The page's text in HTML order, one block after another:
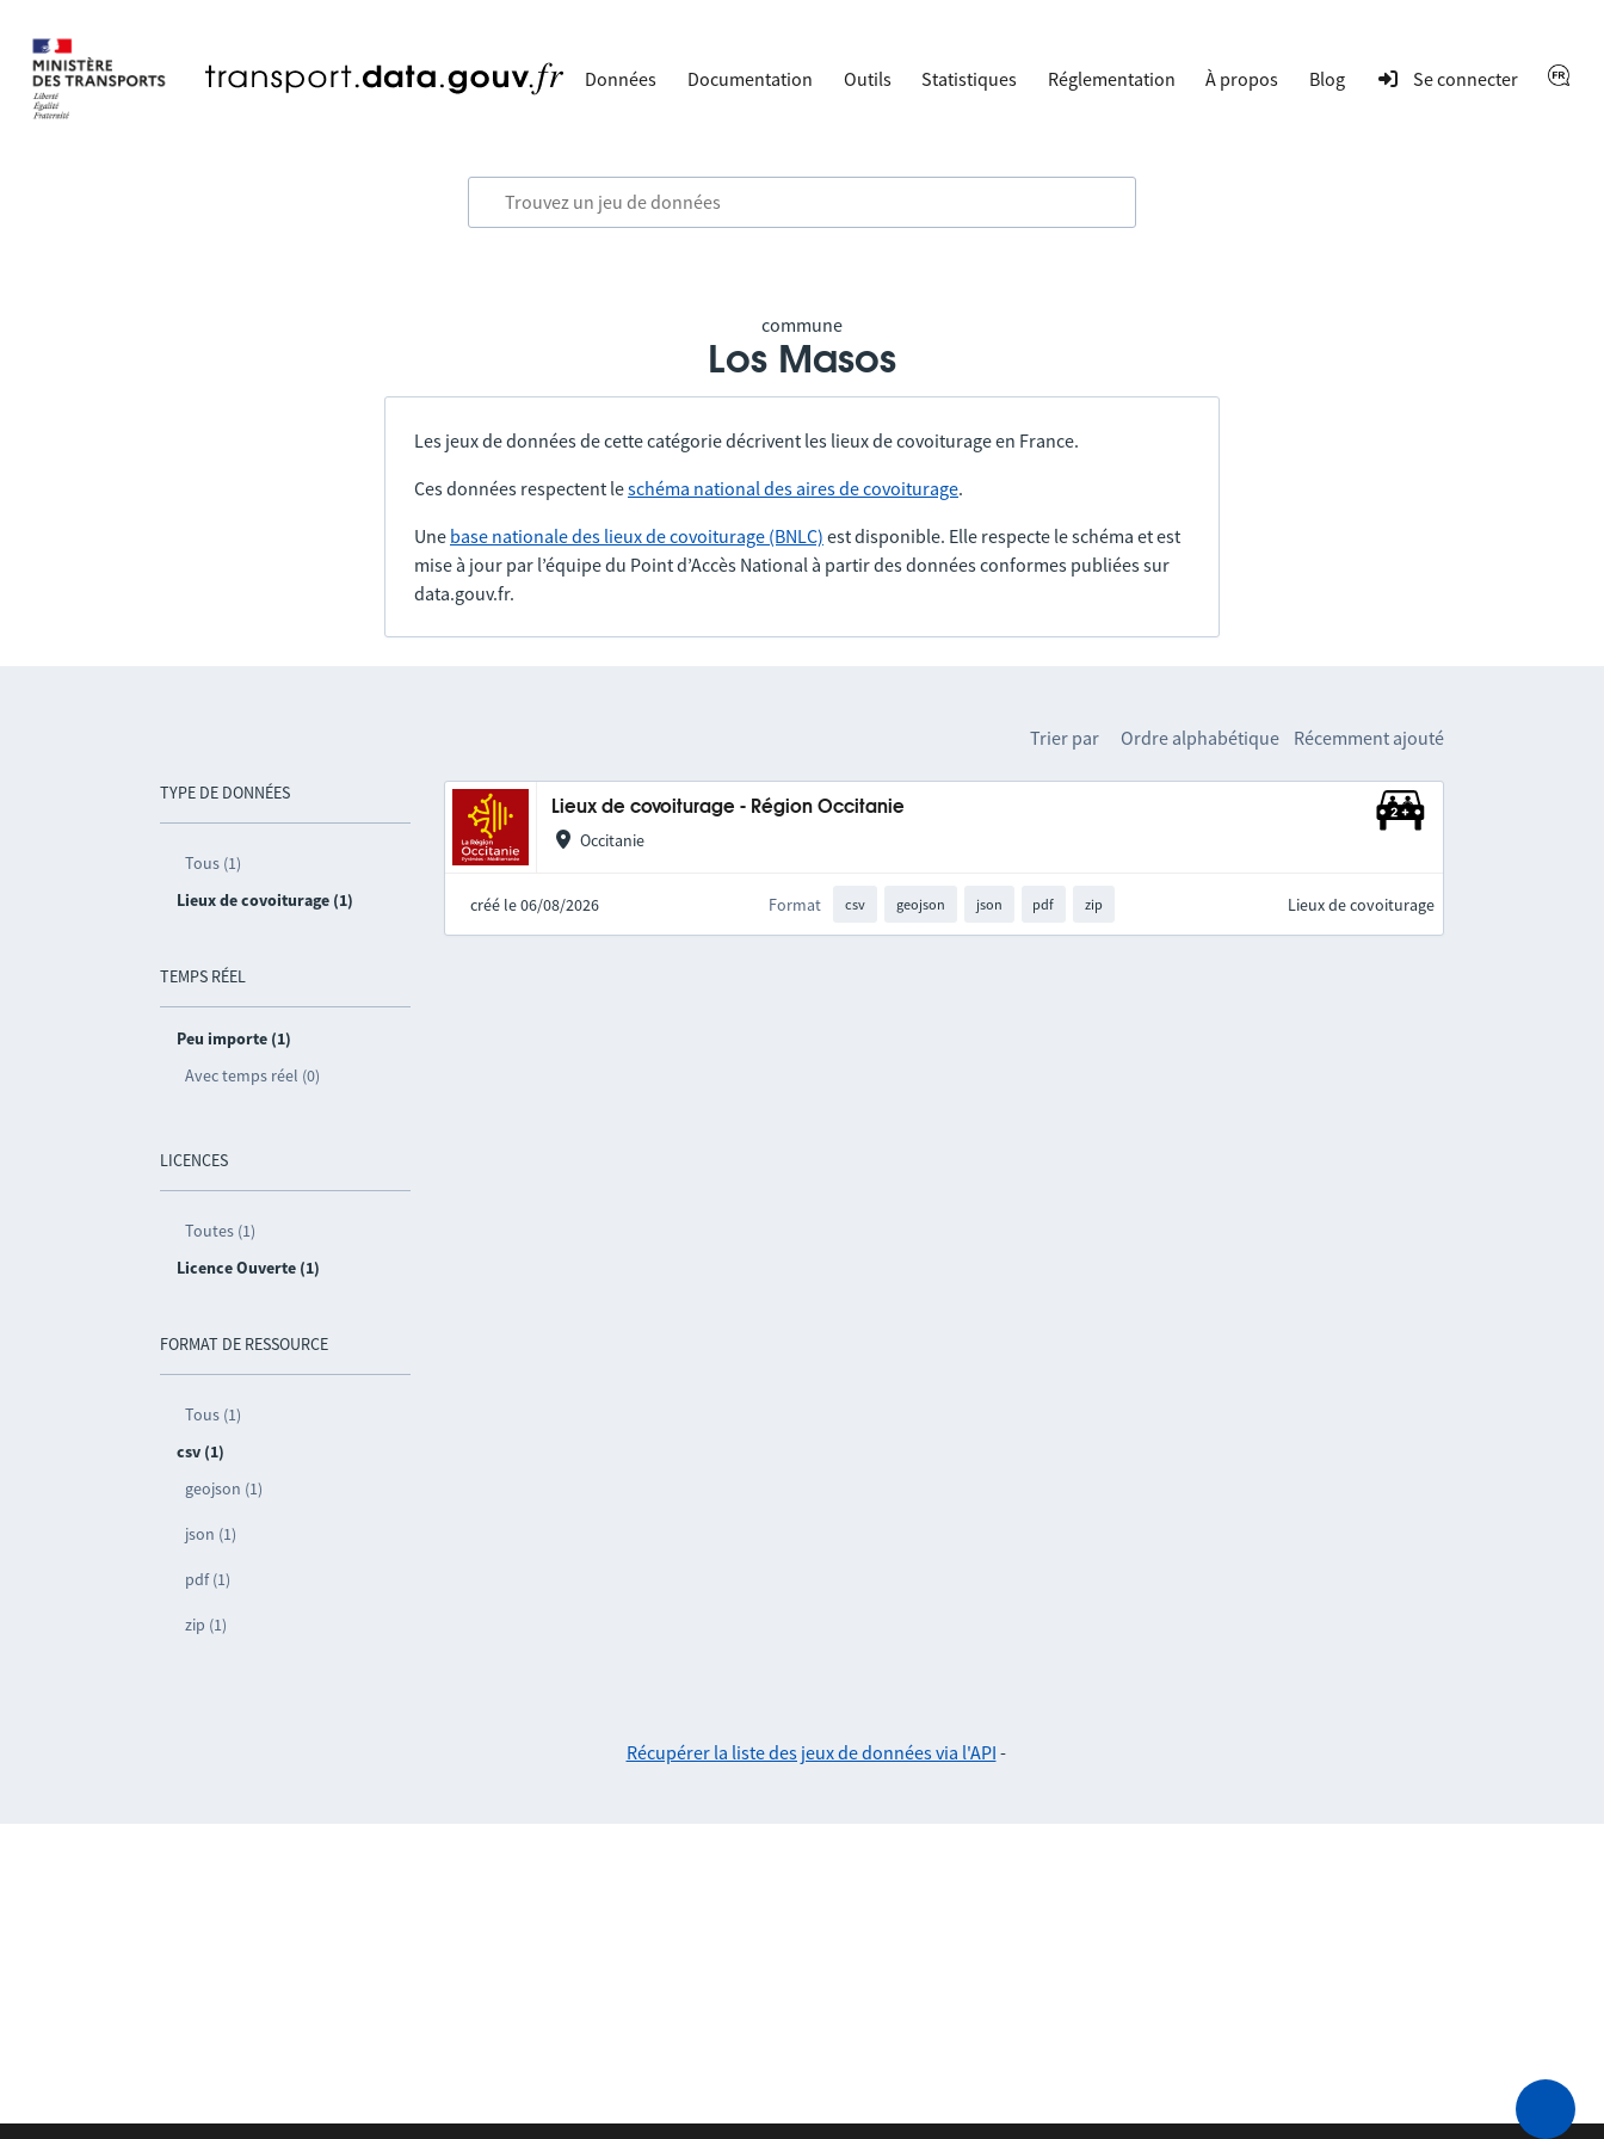
Données Documentation Outils Statistiques Réglementation À propos Blog Se connecter
commune
Los Masos
Les jeux de données de cette catégorie décrivent les lieux de covoiturage en France.
Ces données respectent leschéma national des aires de covoiturage.
Une base nationale des lieux de covoiturage (BNLC) est disponible. Elle respecte le schéma et est
mise à jour par l’équipe du Point d’Accès National à partir des données conformes publiées sur
data.gouv.fr.
TYPE DE DONNÉES
Tous (1)
Lieux de covoiturage (1)
TEMPS RÉEL
Peu importe (1)
Avec temps réel (0)
LICENCES
Toutes (1)
Licence Ouverte (1)
FORMAT DE RESSOURCE
Tous (1)
csv (1)
geojson (1)
json (1)
pdf (1)
zip (1)
Trier par Ordre alphabétique Récemment ajouté
Lieux de covoiturage - Région Occitanie
Occitanie
créé le 06/08/2026 Format csv geojson json pdf zip Lieux de covoiturage
Récupérer la liste des jeux de données via l'API -